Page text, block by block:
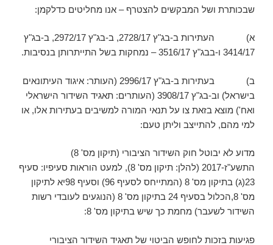
שבכותרת ושל המבקשים להצטרף – אנו מחליטים כדלקמן:
א) העתירות ב-בג"ץ 2728/17, ב-בג"ץ 2972/17, ב-בג"ץ
3414/17 ו-בבג"ץ 3516/17 – נמחקות בשל התייתרותן בנסיבות.
ב) בעתירות ב-בג"ץ 2996/17 (העותר: איגוד העיתונאים
בישראל) וב-בג"ץ 3908/17 (העותרים: תאגיד השידור הישראלי
ואח') מוצא בזאת צו על תנאי המורה למשיבים בעתירות אלו, או
למי מהם, להתייצב וליתן טעם:
מדוע לא יבוטל חוק השידור הציבורי (תיקון מס' 8)
התשע"ז-2017 (להלן: תיקון מס' 8), למעט הוראות סעיפיו: סעיף
23(ג) בתיקון מס' 8 (המתייחס לסעיף 96) וסעיף 98יא לתיקון
מס' 8,הכלול בסעיף 24 בתיקון מס' 8 (הנוגעים לעובדי רשות
השידור לשעבר) מחמת כך שיש בתיקון מס' 8:
פגיעות בזכות לחופש הביטוי של תאגיד השידור הציבורי